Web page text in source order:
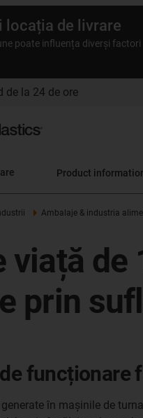
locația de livrare
poate influența diverși factori
de la 24 de ore
Product
Ambalaje & industria
viață
prin
funcționare
în mașinile de